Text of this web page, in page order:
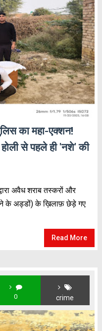
का महा-एक्शन!
से पहले ही 'नशे' की
अवैध शराब तस्करों और
के अड्डों) के ख़िलाफ़ छेड़े गए
Read More
0 crime